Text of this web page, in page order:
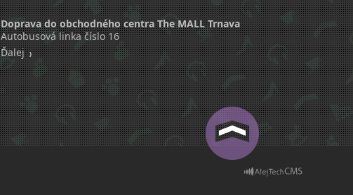
Doprava do obchodného centra The MALL Trnava
Autobusová linka číslo 16
Ďalej